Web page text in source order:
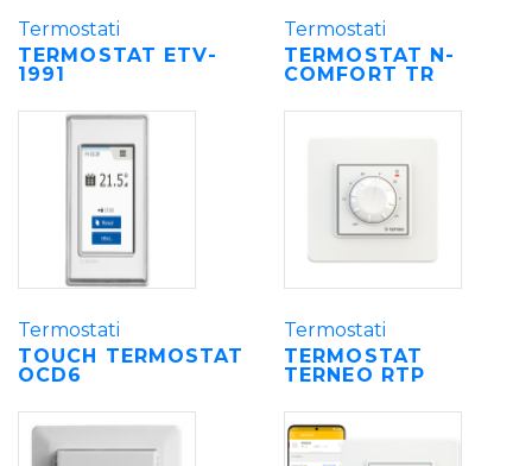
Termostati
TERMOSTAT ETV-
1991
Termostati
TERMOSTAT N-
COMFORT TR
Termostati
TOUCH TERMOSTAT
OCD6
Termostati
TERMOSTAT
TERNEO RTP